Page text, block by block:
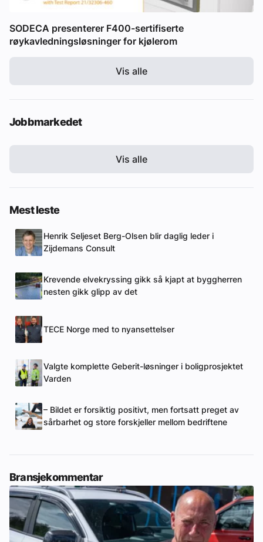
SODECA presenterer F400-sertifiserte
røykavledningsløsninger for kjølerom
Vis alle
Jobbmarkedet
Vis alle
Mest leste
Henrik Seljeset Berg-Olsen blir daglig leder i
Zijdemans Consult
Krevende elvekryssing gikk så kjapt at byggherren
nesten gikk glipp av det
TECE Norge med to nyansettelser
Valgte komplette Geberit-løsninger i boligprosjektet
Varden
– Bildet er forsiktig positivt, men fortsatt preget av
sårbarhet og store forskjeller mellom bedriftene
Bransjekommentar